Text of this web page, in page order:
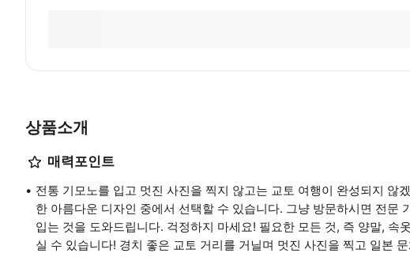
상품소개
매력포인트
전통 기모노를 입고 멋진 사진을 찍지 않고는 교토 여행이 완성되지 않
한 아름다운 디자인 중에서 선택할 수 있습니다. 그냥 방문하시면 전문
입는 것을 도와드립니다. 걱정하지 마세요! 필요한 모든 것, 즉 양말, 속
실 수 있습니다! 경치 좋은 교토 거리를 거닐며 멋진 사진을 찍고 일본